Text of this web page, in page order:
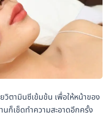
ตามินซีเข้มข้น เพื่อให้หน้าของ
ก็เช็ดทำความสะอาดอีกครั้ง